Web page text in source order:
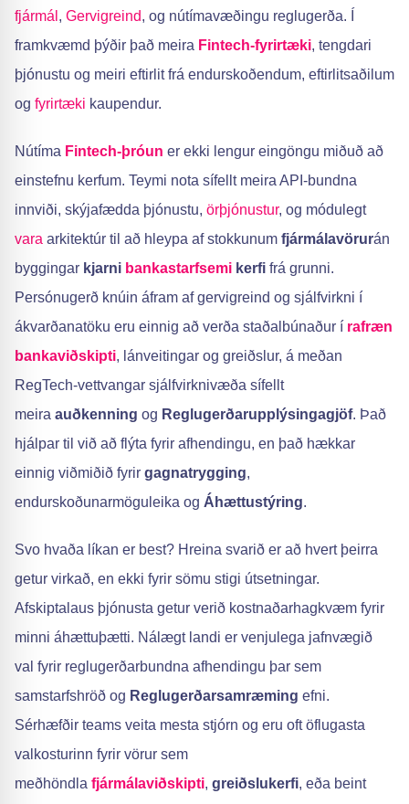
fjármál , Gervigreind, og nútímavæðingu reglugerða. Í
framkvæmd þýðir það meira Fintech-fyrirtæki, tengdari
þjónustu og meiri eftirlit frá endurskoðendum, eftirlitsaðilum
og fyrirtæki kaupendur.
Nútíma Fintech-þróun er ekki lengur eingöngu miðuð að
einstefnu kerfum. Teymi nota sífellt meira API-bundna
innviði, skýjafædda þjónustu, örþjónustur, og módulegt
vara arkitektúr til að hleypa af stokkunum fjármálavörurán
byggingar kjarni bankastarfsemi kerfi frá grunni.
Persónugerð knúin áfram af gervigreind og sjálfvirkni í
ákvarðanatöku eru einnig að verða staðalbúnaður í rafræn
bankaviðskipti, lánveitingar og greiðslur, á meðan
RegTech-vettvangar sjálfvirknivæða sífellt
meira auðkenning og Reglugerðarupplýsingagjöf. Það
hjálpar til við að flýta fyrir afhendingu, en það hækkar
einnig viðmiðið fyrir gagnatrygging,
endurskoðunarmöguleika og Áhættustýring.
Svo hvaða líkan er best? Hreina svarið er að hvert þeirra
getur virkað, en ekki fyrir sömu stigi útsetningar.
Afskiptalaus þjónusta getur verið kostnaðarhagkvæm fyrir
minni áhættuþætti. Nálægt landi er venjulega jafnvægið
val fyrir reglugerðarbundna afhendingu þar sem
samstarfshröð og Reglugerðarsamræming efni.
Sérhæfðir teams veita mesta stjórn og eru oft öflugasta
valkosturinn fyrir vörur sem
meðhöndla fjármálaviðskipti, greiðslukerfi, eða beint